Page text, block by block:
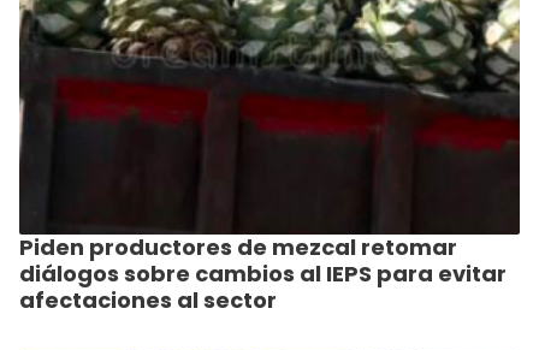
Piden productores de mezcal retomar
diálogos sobre cambios al IEPS para evitar
afectaciones al sector